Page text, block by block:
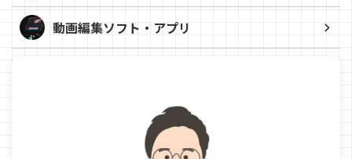
動画編集ソフト・アプリ